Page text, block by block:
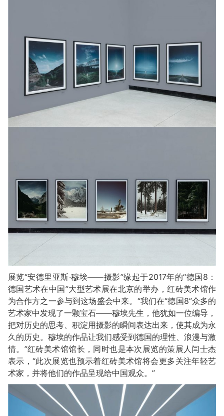
展览“安德里亚斯·穆埃——摄影”缘起于2017年的“德国8：
德国艺术在中国”大型艺术展在北京的举办，红砖美术馆作
为合作方之一参与到这场盛会中来。“我们在“德国8”众多的
艺术家中发现了一颗宝石——穆埃先生，他犹如一位编导，
把对历史的思考、积淀用摄影的瞬间表达出来，使其成为永
久的历史。穆埃的作品让我们感受到德国的理性、浪漫与激
情。”红砖美术馆馆长，同时也是本次展览的策展人闫士杰
表示，“此次展览也预示着红砖美术馆将会更多关注年轻艺
术家，并将他们的作品呈现给中国观众。”